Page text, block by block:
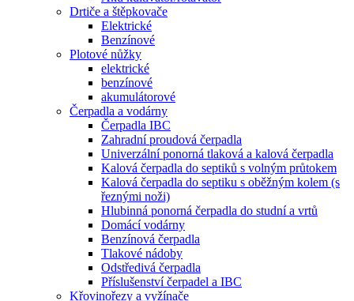
Drtiče a štěpkovače
Elektrické
Benzínové
Plotové nůžky
elektrické
benzínové
akumulátorové
Čerpadla a vodárny
Čerpadla IBC
Zahradní proudová čerpadla
Univerzální ponorná tlaková a kalová čerpadla
Kalová čerpadla do septiků s volným průtokem
Kalová čerpadla do septiku s oběžným kolem (s
řeznými noži)
Hlubinná ponorná čerpadla do studní a vrtů
Domácí vodárny
Benzínová čerpadla
Tlakové nádoby
Odstředivá čerpadla
Příslušenství čerpadel a IBC
Křovinořezy a vyžínače